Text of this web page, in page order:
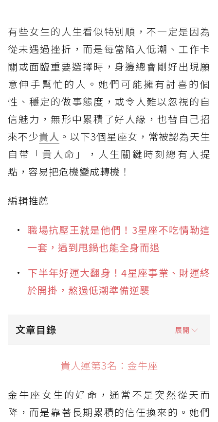
有些女生的人生看似特別順，不一定是因為
從未遇過挫折，而是每當陷入低潮、工作卡
關或面臨重要選擇時，身邊總會剛好出現願
意伸手幫忙的人。她們可能擁有討喜的個
性、穩定的做事態度，或令人難以忽視的自
信魅力，無形中累積了好人緣，也替自己招
來不少貴人 。以下3個星座女，常被認為天生
自帶「貴人命」，人生關鍵時刻總有人提
點，容易把危機變成轉機！
編輯推薦
職場抗壓王就是他們！3星座不吃情勒這
一套，遇到甩鍋也能全身而退
下半年好運大翻身！4星座事業、財運終
於開掛，熬過低潮準備逆襲
文章目錄 展開
貴人運第3名：金牛座
貴人運第1名：天秤座
貴人運第3名：金牛座
金牛座女生的好命，通常不是突然從天而
降，而是靠著長期累積的信任換來的。她們